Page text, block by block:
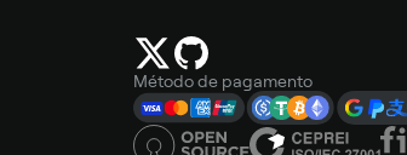
Método de pagamento